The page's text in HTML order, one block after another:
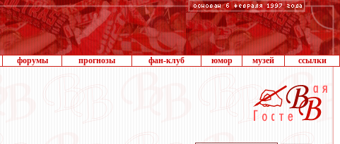
форумы прогнозы фан-клуб юмор музей ссылки